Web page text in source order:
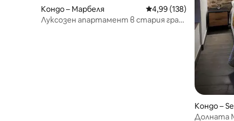
Кондо – Марбеля Средна оценка: 4,99
4,99 (138)
Луксозен апартамент в стария град
Кондо –
gas
Долната